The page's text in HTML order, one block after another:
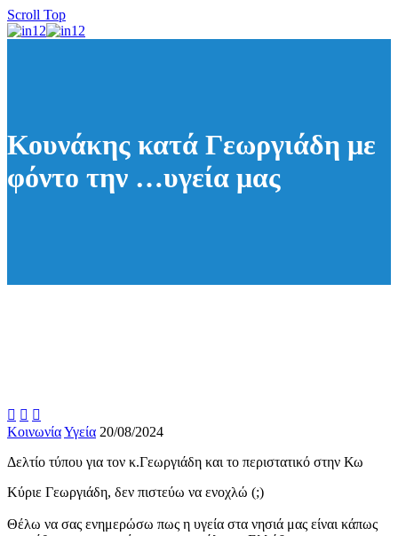
Scroll Top
Κουνάκης κατά Γεωργιάδη με
φόντο την …υγεία μας
  
ΚοινωνίαΥγεία 20/08/2024
Δελτίο τύπου για τον κ.Γεωργιάδη και το περιστατικό στην Κω
Κύριε Γεωργιάδη, δεν πιστεύω να ενοχλώ (;)
Θέλω να σας ενημερώσω πως η υγεία στα νησιά μας είναι κάπως